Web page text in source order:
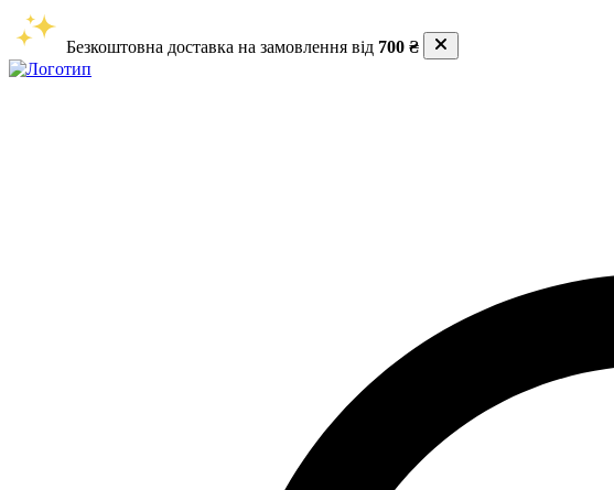
Безкоштовна доставка на замовлення від 700 ₴